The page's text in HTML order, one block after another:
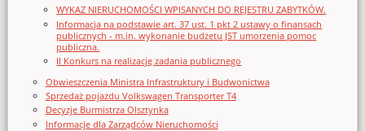
WYKAZ NIERUCHOMOŚCI WPISANYCH DO REJESTRU ZABYTKÓW.
Informacja na podstawie art. 37 ust. 1 pkt 2 ustawy o finansach
publicznych - m.in. wykonanie budżetu JST umorzenia pomoc
publiczna.
II Konkurs na realizację zadania publicznego
Obwieszczenia Ministra Infrastruktury i Budwonictwa
Sprzedaż pojazdu Volkswagen Transporter T4
Decyzje Burmistrza Olsztynka
Informacje dla Zarządców Nieruchomości